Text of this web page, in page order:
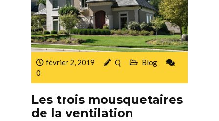
février 2, 2019 Q
Blog
0
Les trois mousquetaires
de la ventilation